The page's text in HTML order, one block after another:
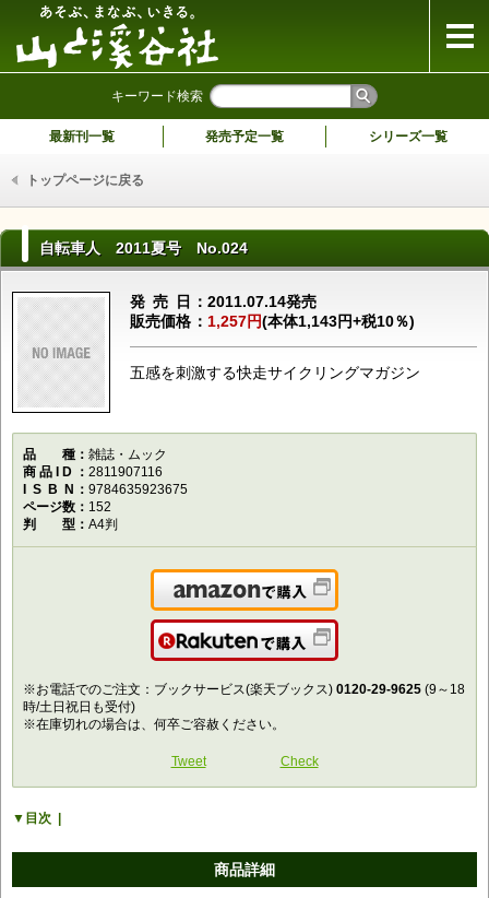
キーワード検索
最新刊一覧 発売予定一覧 シリーズ一覧
トップページに戻る
自転車人 2011夏号 No.024
発売日 2011.07.14発売
販売価格
1,257円(本体1,143円+税10％)
五感を刺激する快走サイクリングマガジン
品種雑誌・ムック
商品ID
2811907116
ISBN
9784635923675
ページ数
152
判型A4判
Amazonで購入
楽天で購入
※お電話でのご注文：ブックサービス(楽天ブックス) 0120-29-9625 (9～18
時/土日祝日も受付)
※在庫切れの場合は、何卒ご容赦ください。
Tweet Check
目次
商品詳細